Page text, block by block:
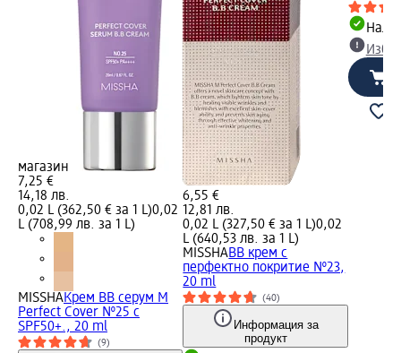
магазин
7,25 €
14,18 лв.
0,02 L (362,50 € за 1 L)0,02
L (708,99 лв. за 1 L)
MISSHAКрем BB серум M
Perfect Cover №25 с
SPF50+., 20 ml
(9)
6,55 €
12,81 лв.
0,02 L (327,50 € за 1 L)0,02
L (640,53 лв. за 1 L)
MISSHABB крем с
перфектно покритие №23,
20 ml
(40)
Информация за
продукт